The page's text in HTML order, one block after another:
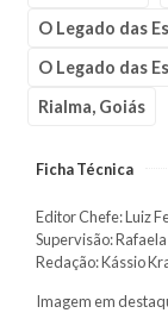
O Legado das
O Legado das
Rialma, Goiás
Ficha Técnica
Editor Chefe: Luiz
Supervisão:
Redação: Kássio
Imagem em